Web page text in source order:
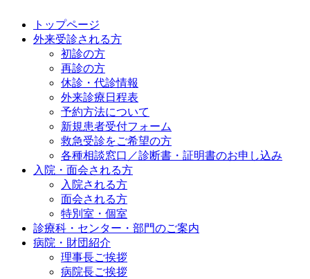
トップページ
外来受診される方
初診の方
再診の方
休診・代診情報
外来診療日程表
予約方法について
新規患者受付フォーム
救急受診をご希望の方
各種相談窓口／診断書・証明書のお申し込み
入院・面会される方
入院される方
面会される方
特別室・個室
診療科・センター・部門のご案内
病院・財団紹介
理事長ご挨拶
病院長ご挨拶